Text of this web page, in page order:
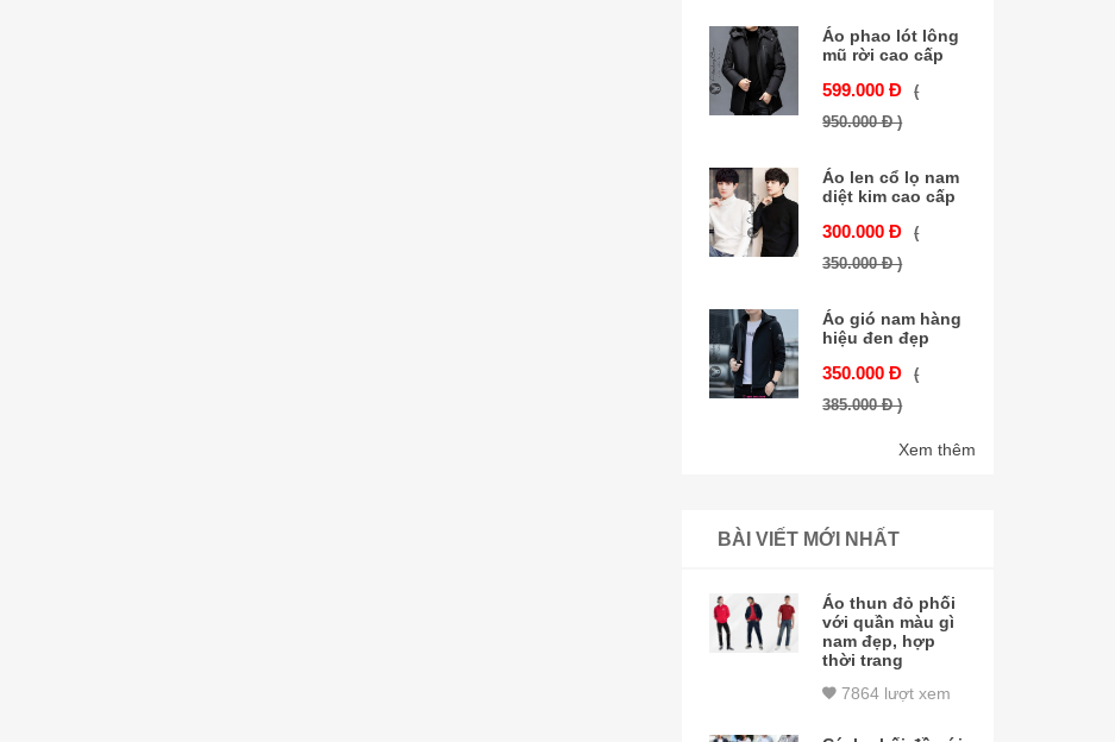
Áo phao lót lông
mũ rời cao cấp
599.000 Đ
(
950.000 Đ )
Áo len cổ lọ nam
diệt kim cao cấp
300.000 Đ
(
350.000 Đ )
Áo gió nam hàng
hiệu đen đẹp
350.000 Đ
(
385.000 Đ )
Xem thêm
BÀI VIẾT MỚI NHẤT
Áo thun đỏ phối
với quần màu gì
nam đẹp, hợp
thời trang
7864 lượt xem